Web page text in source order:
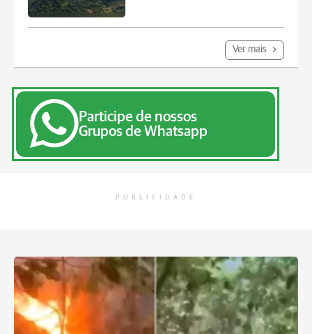
Ver mais
Participe de nossos
Grupos de Whatsapp
PUBLICIDADE